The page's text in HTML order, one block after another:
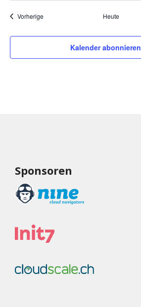
VorherigeVeranstaltungen Heute
Kalender abonnieren
Sponsoren